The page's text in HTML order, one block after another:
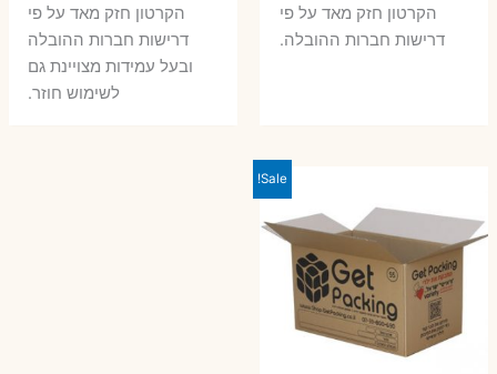
הקרטון חזק מאד על פי
דרישות חברות ההובלה.
הקרטון חזק מאד על פי
דרישות חברות ההובלה
ובעל עמידות מצויינת גם
לשימוש חוזר.
Sale!